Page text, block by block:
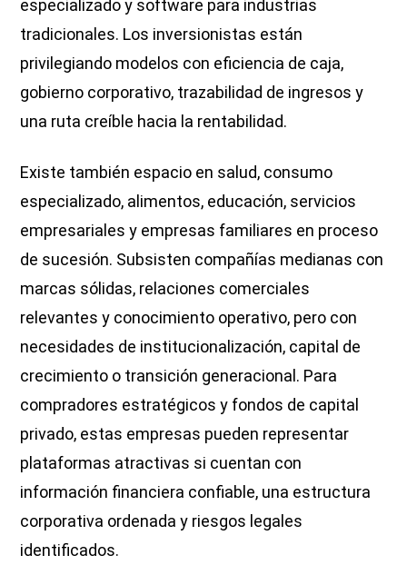
especializado y software para industrias
tradicionales. Los inversionistas están
privilegiando modelos con eficiencia de caja,
gobierno corporativo, trazabilidad de ingresos y
una ruta creíble hacia la rentabilidad.
Existe también espacio en salud, consumo
especializado, alimentos, educación, servicios
empresariales y empresas familiares en proceso
de sucesión. Subsisten compañías medianas con
marcas sólidas, relaciones comerciales
relevantes y conocimiento operativo, pero con
necesidades de institucionalización, capital de
crecimiento o transición generacional. Para
compradores estratégicos y fondos de capital
privado, estas empresas pueden representar
plataformas atractivas si cuentan con
información financiera confiable, una estructura
corporativa ordenada y riesgos legales
identificados.